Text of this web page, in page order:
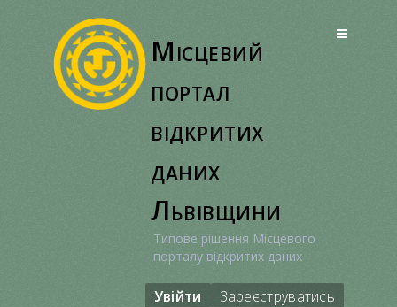
Місцевий
портал
відкритих
даних
Львівщини
Типове рішення Місцевого
порталу відкритих даних
Увійти Зареєструватись